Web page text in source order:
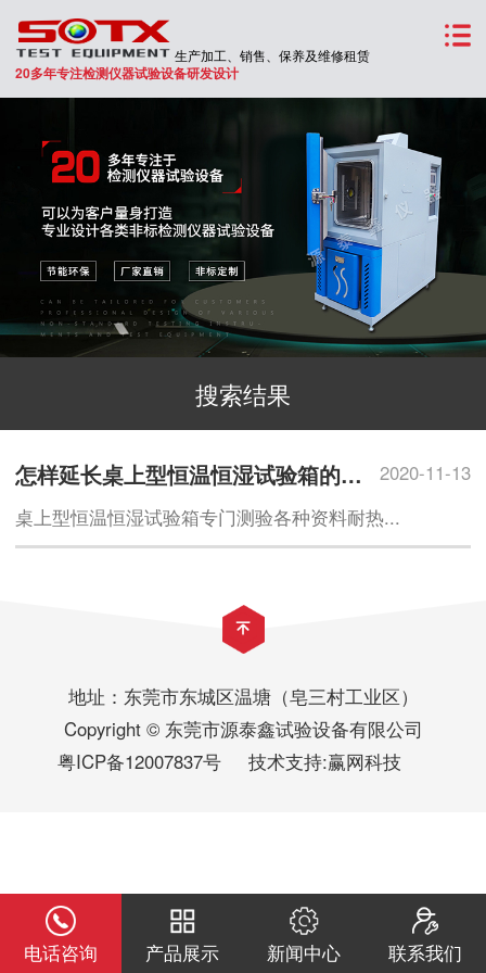
生产加工、销售、保养及维修租赁
20多年专注检测仪器试验设备研发设计
搜索结果
2020-11-13
怎样延长桌上型恒温恒湿试验箱的使用寿命
桌上型恒温恒湿试验箱专门测验各种资料耐热...
地址：东莞市东城区温塘（皂三村工业区）
Copyright © 东莞市源泰鑫试验设备有限公司
粤ICP备12007837号 技术支持:赢网科技
电话咨询 产品展示 新闻中心 联系我们